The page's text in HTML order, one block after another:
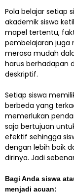
Pola belajar setiap
akademik siswa
mapel tertentu,
pembelajaran juga
merasa mudah
harus berhadapan
deskriptif.
Setiap siswa
berbeda yang
memerlukan
saja bertujuan
efektif sehingga
dengan lebih baik
dirinya. Jadi
Bagi Anda siswa
menjadi acuan: